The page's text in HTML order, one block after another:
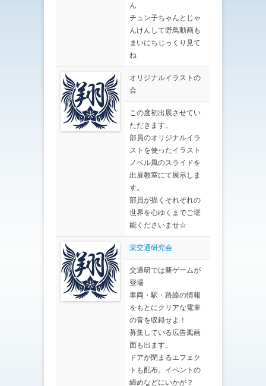
ん
チュン子ちゃんとじゃ
んけんして野鳥動画も
まいにちじっくり見て
ね
オリジナルイラストの
会
この度初出展させてい
ただきます。
部員のオリジナルイラ
ストを使ったイラスト
ノベル風のスライドを
出展教室にて展示しま
す。
部員が描くそれぞれの
世界を心ゆくまでご堪
能くださいませ☆
栄交通研究会
交通研では新ゲームが
登場
車両・駅・路線の情報
をもとにクリアな電車
の音を収録せよ！
募集している広告風画
面も出ます。
ドアが閉まるエフェク
トも配布。イベントの
締めなどにいかが？